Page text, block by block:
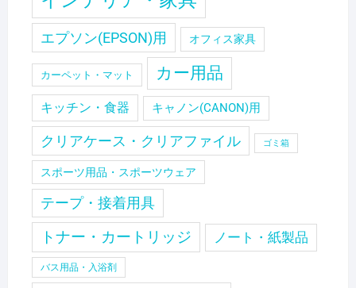
エプソン(EPSON)用 オフィス家具
カーペット・マット カー用品
キッチン・食器 キャノン(CANON)用
クリアケース・クリアファイル ゴミ箱
スポーツ用品・スポーツウェア
テープ・接着用具
トナー・カートリッジ ノート・紙製品
バス用品・入浴剤